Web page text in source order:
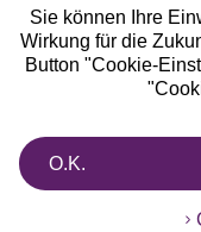
Sie können Ihre
Wirkung für die
Button "Cookie-
O.K.